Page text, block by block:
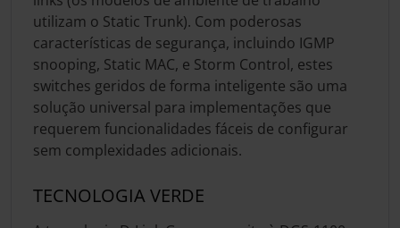
utilizam o Static Trunk). Com poderosas
características de segurança, incluindo IGMP
snooping, Static MAC, e Storm Control, estes
switches geridos de forma inteligente são uma
solução universal para implementações que
requerem funcionalidades fáceis de configurar
sem complexidades adicionais.
TECNOLOGIA VERDE